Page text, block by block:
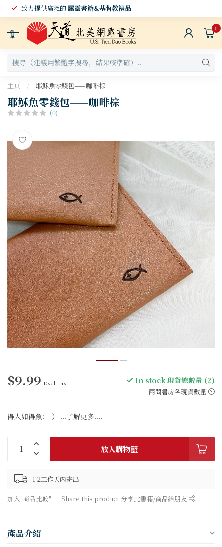
致力提供廣泛的屬靈書籍&基督教禮品
選
單
0
主頁 / 耶穌魚零錢包——咖啡棕
耶穌魚零錢包——咖啡棕
(0)
$9.99 Excl. tax In stock 現貨總數量 (2)
兩間書房各現貨數量
得人如得魚：-） ...了解更多....
放入購物籃
1-2工作天內寄出
加入"商品比較" Share this product 分享此書籍/商品給朋友
產品介紹